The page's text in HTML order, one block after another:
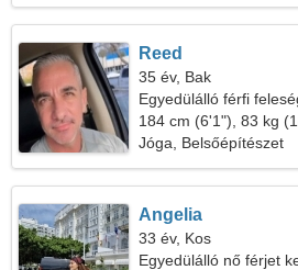
Reed
35 év, Bak
Egyedülálló férfi
184 cm (6'1"), 83 kg
Jóga, Belsőépítészet
Angelia
33 év, Kos
Egyedülálló nő férjet